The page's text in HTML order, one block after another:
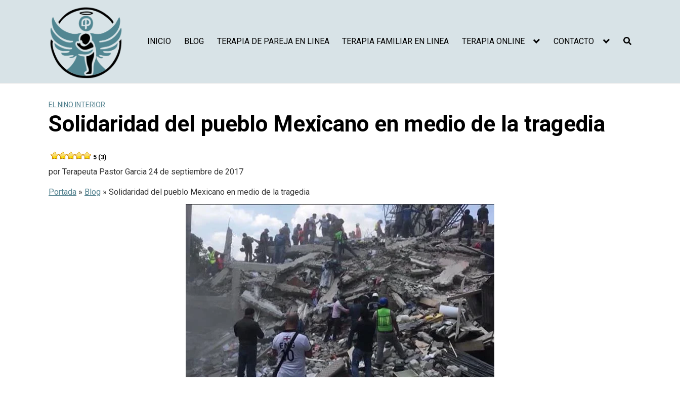
INICIO
BLOG TERAPIA DE PAREJA EN LINEA TERAPIA FAMILIAR EN LINEA TERAPIA ONLINE CONTACTO
EL NINO INTERIOR
Solidaridad del pueblo Mexicano en medio de la tragedia
5 (3)
por Terapeuta Pastor Garcia 24 de septiembre de 2017
Portada » Blog » Solidaridad del pueblo Mexicano en medio de la tragedia